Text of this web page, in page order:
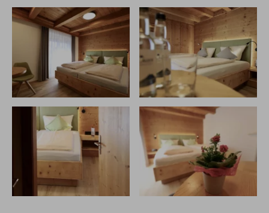
Zimmer
für Urlauber
für Familien
für Geschäftsreisende